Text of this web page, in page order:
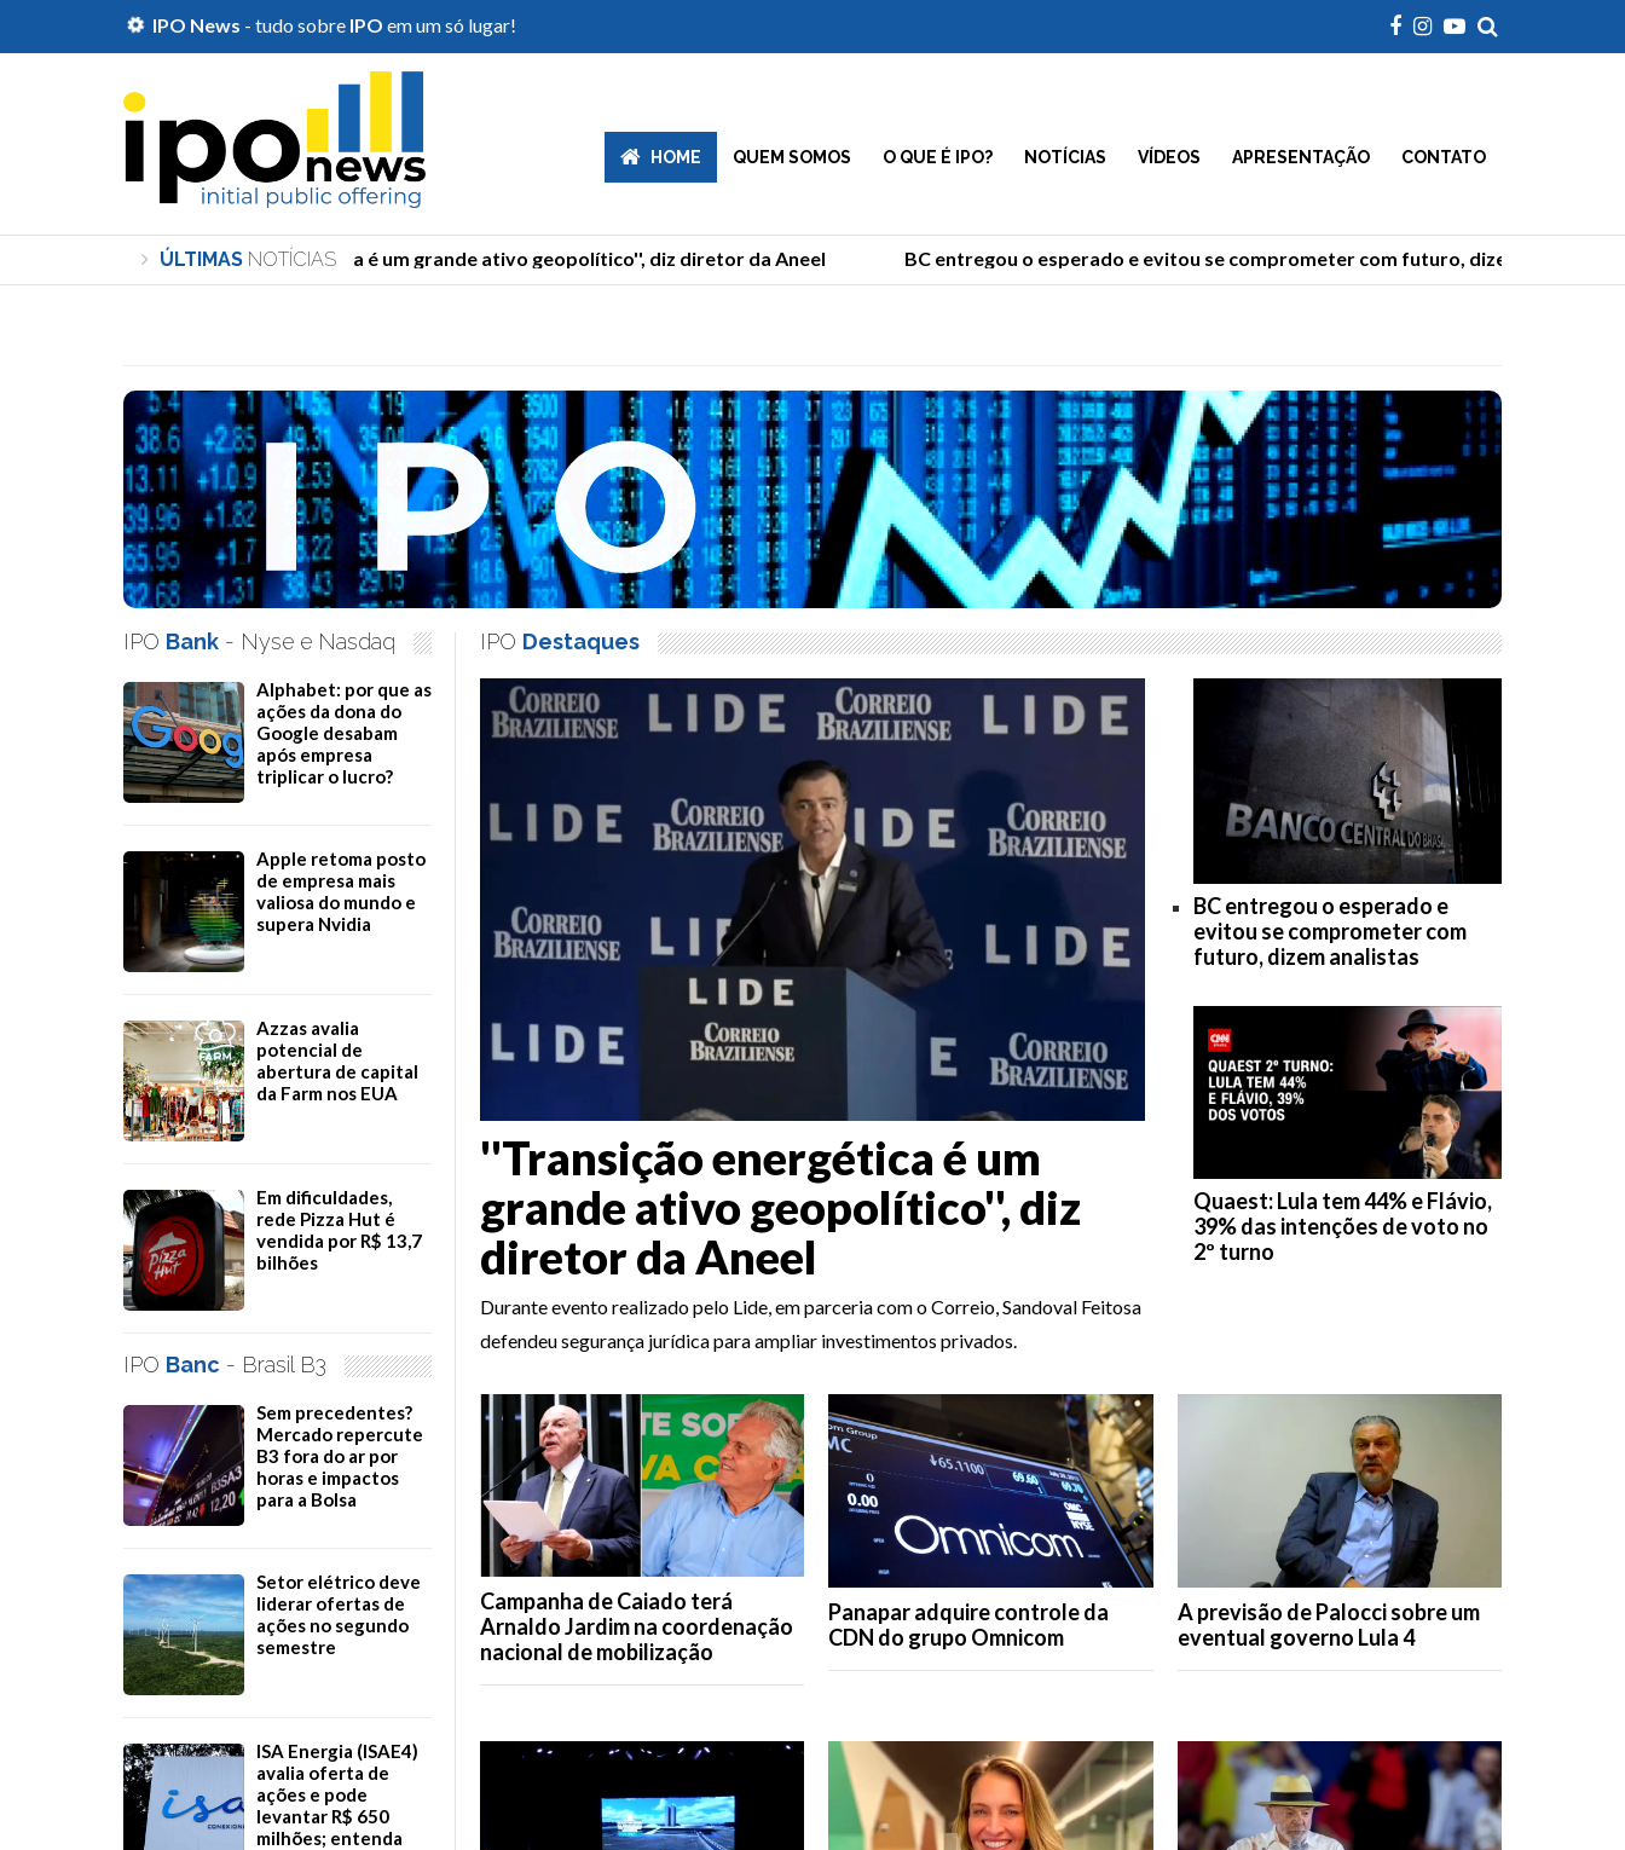
IPO News - tudo sobre IPO em um só lugar!
HOME QUEM SOMOS O QUE É IPO? NOTÍCIAS VÍDEOS APRESENTAÇÃO CONTATO
ÚLTIMAS NOTÍCIAS
''Transição energética é um grande ativo geopolítico'', diz diretor da Aneel BC entregou o esperado e evitou se comprometer com futuro, dizem analistas
IPO Bank - Nyse e Nasdaq
Alphabet: por que as
ações da dona do
Google desabam
após empresa
triplicar o lucro?
Apple retoma posto
de empresa mais
valiosa do mundo e
supera Nvidia
Azzas avalia
potencial de
abertura de capital
da Farm nos EUA
Em dificuldades,
rede Pizza Hut é
vendida por R$ 13,7
bilhões
IPO Banc - Brasil B3
Sem precedentes?
Mercado repercute
B3 fora do ar por
horas e impactos
para a Bolsa
Setor elétrico deve
liderar ofertas de
ações no segundo
semestre
ISA Energia (ISAE4)
avalia oferta de
ações e pode
levantar R$ 650
milhões; entenda
IPO Destaques
''Transição energética é um
grande ativo geopolítico'', diz
diretor da Aneel
Durante evento realizado pelo Lide, em parceria com o Correio, Sandoval Feitosa
defendeu segurança jurídica para ampliar investimentos privados.
BC entregou o esperado e
evitou se comprometer com
futuro, dizem analistas
Quaest: Lula tem 44% e Flávio,
39% das intenções de voto no
2º turno
Campanha de Caiado terá
Arnaldo Jardim na coordenação
nacional de mobilização
Panapar adquire controle da
CDN do grupo Omnicom
A previsão de Palocci sobre um
eventual governo Lula 4